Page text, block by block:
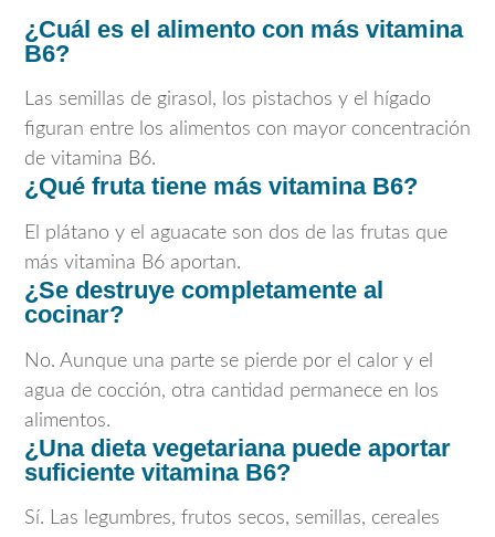
¿Cuál es el alimento con más vitamina
B6?
Las semillas de girasol, los pistachos y el hígado
figuran entre los alimentos con mayor concentración
de vitamina B6.
¿Qué fruta tiene más vitamina B6?
El plátano y el aguacate son dos de las frutas que
más vitamina B6 aportan.
¿Se destruye completamente al
cocinar?
No. Aunque una parte se pierde por el calor y el
agua de cocción, otra cantidad permanece en los
alimentos.
¿Una dieta vegetariana puede aportar
suficiente vitamina B6?
Sí. Las legumbres, frutos secos, semillas, cereales